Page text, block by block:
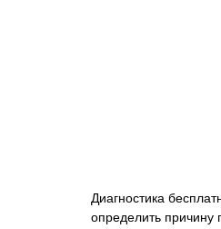
Диагностика
определить